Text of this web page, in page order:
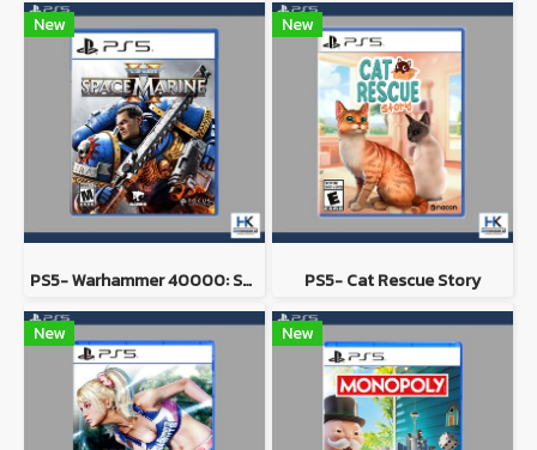
New
PS5- Warhammer 40000: Space Marine 2
New
PS5- Cat Rescue Story
New New